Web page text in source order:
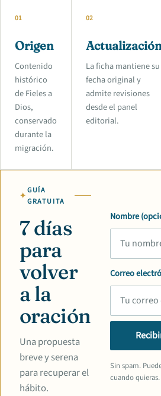
01
Origen
Contenido
histórico
de Fieles a
Dios,
conservado
durante la
migración.
02
La ficha mantiene su
fecha original y
admite revisiones
desde el panel
editorial.
GUÍA
GRATUITA
7 días
para
volver
a la
oración
Una propuesta
breve y serena
para recuperar el
hábito.
Nombre
Correo
Sin spam.
cuando quieras.